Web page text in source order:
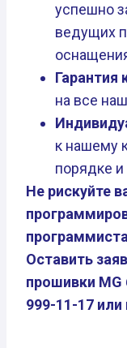
успешно
ведущих
Гарантия
на все
к нашему
порядке
Не рискуйте
Оставить
прошивки MG
999-11-17